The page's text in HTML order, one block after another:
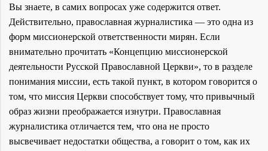
Вы знаете, в самих вопросах уже содержится ответ.
Действительно, православная журналистика — это одна из
форм миссионерской ответственности мирян. Если
внимательно прочитать «Концепцию миссионерской
деятельности Русской Православной Церкви», то в разделе
понимания миссии, есть такой пункт, в котором говорится о
том, что миссия Церкви способствует тому, что привычный
образ жизни преображается изнутри. Православная
журналистика отличается тем, что она не просто
высвечивает недостатки общества, а говорит о том, как их